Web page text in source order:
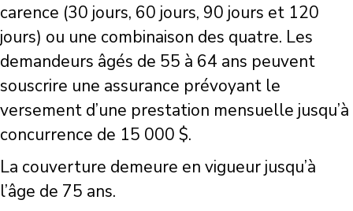
carence (30 jours, 60 jours, 90 jours et 120
jours) ou une combinaison des quatre. Les
demandeurs âgés de 55 à 64 ans peuvent
souscrire une assurance prévoyant le
versement d’une prestation mensuelle jusqu’à
concurrence de 15 000 $.
La couverture demeure en vigueur jusqu’à
l’âge de 75 ans.